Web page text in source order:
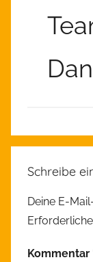
A
g
e
e
Schreibe
Deine E-
Kommentar